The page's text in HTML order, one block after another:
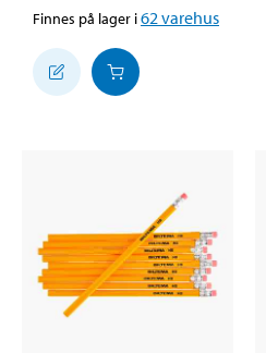
Finnes på lager i62 varehus